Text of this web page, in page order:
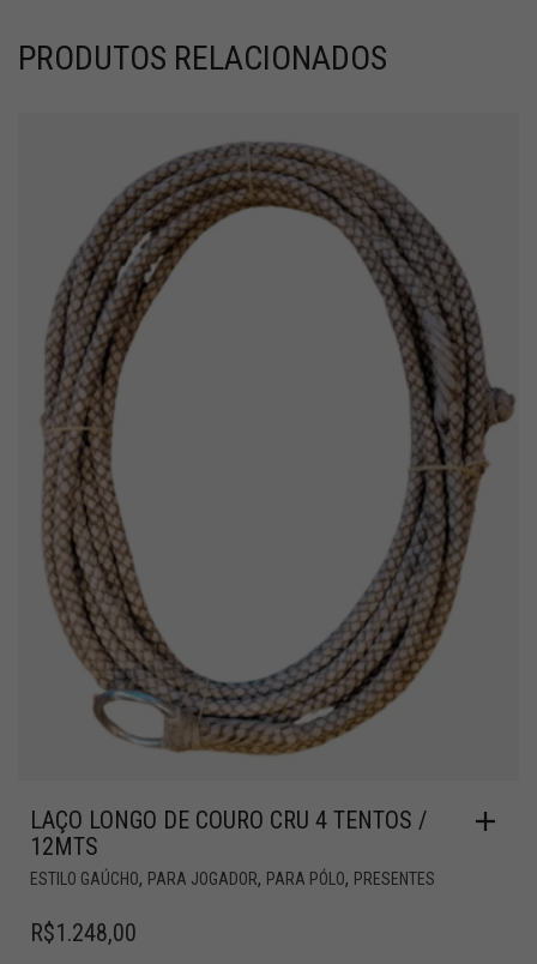
PRODUTOS RELACIONADOS
LAÇO LONGO DE COURO CRU 4 TENTOS /
12MTS
ESTILO GAÚCHO, PARA JOGADOR, PARA PÓLO, PRESENTES
R$1.248,00